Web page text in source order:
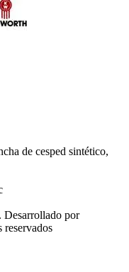
de cesped sintético,
por